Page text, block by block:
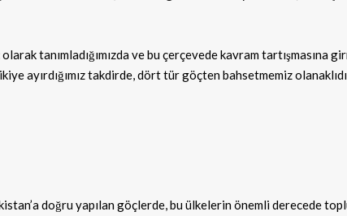
tanımladığımızda ve bu çerçevede kavram tartışmasına
ayırdığımız takdirde, dört tür göçten bahsetmemiz
doğru yapılan göçlerde, bu ülkelerin önemli derecede